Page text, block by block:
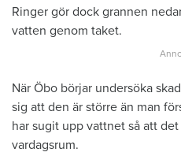
Ringer gör dock grannen
vatten genom taket.
När Öbo börjar undersöka
sig att den är större än man
har sugit upp vattnet så att
vardagsrum.